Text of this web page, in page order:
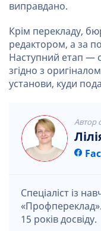
виправдано.
Крім перекладу,
редактором, а за
Наступний етап —
згідно з
установи, куди
Автор
Спеціаліст із
15 років досвіду.